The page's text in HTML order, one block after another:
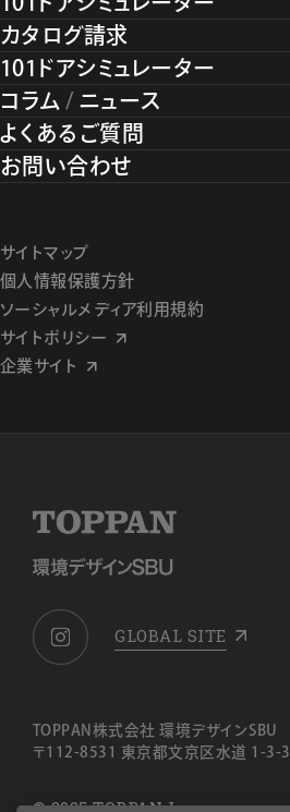
カタログ請求
101ドアシミュレーター
コラム /ニュース
よくあるご質問
お問い合わせ
サイトマップ
個人情報保護方針
ソーシャルメディア利用規約
サイトポリシー
企業サイト
GLOBAL SITE
TOPPAN株式会社 環境デザインSBU
〒112-8531 東京都文京区水道 1-3-3
© 2025 TOPPAN Inc.